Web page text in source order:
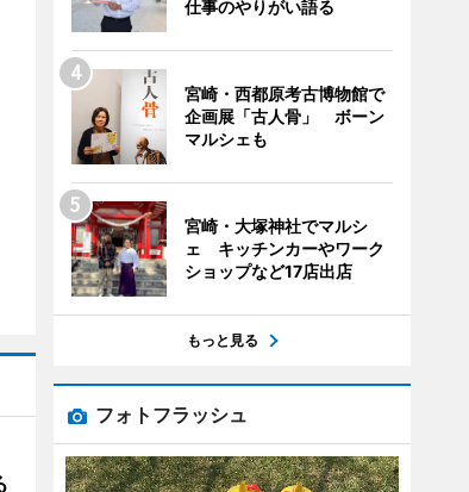
仕事のやりがい語る
宮崎・西都原考古博物館で
企画展「古人骨」 ボーン
マルシェも
宮崎・大塚神社でマルシ
ェ キッチンカーやワーク
ショップなど17店出店
もっと見る
フォトフラッシュ